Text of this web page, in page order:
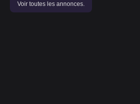
Voir toutes les annonces.